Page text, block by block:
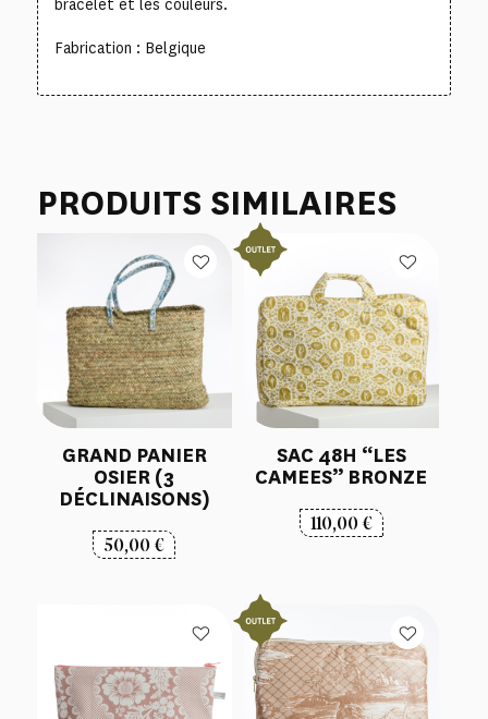
bracelet et les couleurs.
Fabrication : Belgique
PRODUITS SIMILAIRES
GRAND PANIER
OSIER (3
DÉCLINAISONS)
50,00€
SAC 48H “LES
CAMEES” BRONZE
110,00€